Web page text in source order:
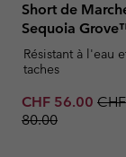
Short de
Sequoia
Résistant à l'eau
taches
Sale price:
CHF 56.00 CHF
80.00